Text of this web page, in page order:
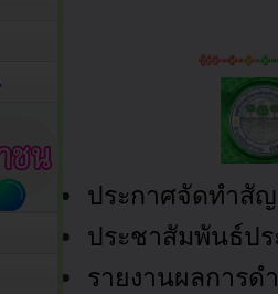
ประกาศจัดทำสั
ประชาสัมพันธ์ป
รายงานผลการด